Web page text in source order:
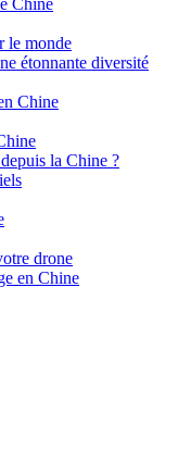
le monde
étonnante diversité
Chine
la Chine ?
drone
en Chine